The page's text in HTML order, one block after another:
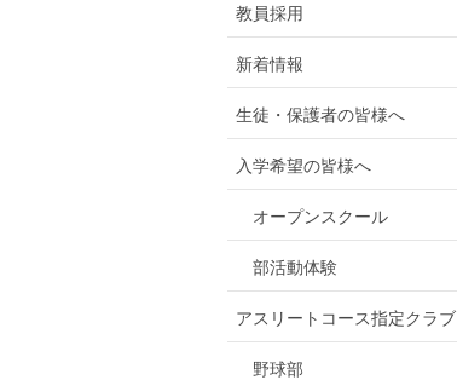
教員採用
新着情報
生徒・保護者の皆様へ
入学希望の皆様へ
オープンスクール
部活動体験
アスリートコース指定クラブ
野球部